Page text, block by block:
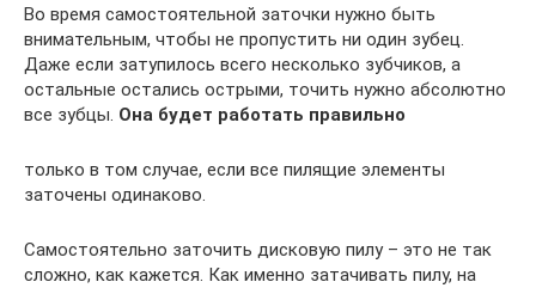
Во время самостоятельной заточки нужно быть
внимательным, чтобы не пропустить ни один зубец.
Даже если затупилось всего несколько зубчиков, а
остальные остались острыми, точить нужно абсолютно
все зубцы. Она будет работать правильно
только в том случае, если все пилящие элементы
заточены одинаково.
Самостоятельно заточить дисковую пилу – это не так
сложно, как кажется. Как именно затачивать пилу, на